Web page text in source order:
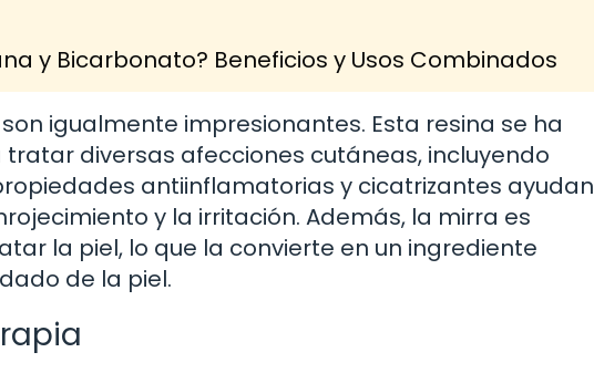
y Bicarbonato? Beneficios y Usos Combinados
igualmente impresionantes. Esta resina se ha
diversas afecciones cutáneas, incluyendo
antiinflamatorias y cicatrizantes ayudan
y la irritación. Además, la mirra es
la piel, lo que la convierte en un ingrediente
de la piel.